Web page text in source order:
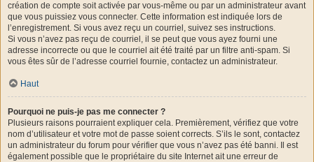
création de compte soit activée par vous-même ou par un administrateur avant
que vous puissiez vous connecter. Cette information est indiquée lors de
l’enregistrement. Si vous avez reçu un courriel, suivez ses instructions.
Si vous n’avez pas reçu de courriel, il se peut que vous ayez fourni une
adresse incorrecte ou que le courriel ait été traité par un filtre anti-spam. Si
vous êtes sûr de l’adresse courriel fournie, contactez un administrateur.
Haut
Pourquoi ne puis-je pas me connecter ?
Plusieurs raisons pourraient expliquer cela. Premièrement, vérifiez que votre
nom d’utilisateur et votre mot de passe soient corrects. S’ils le sont, contactez
un administrateur du forum pour vérifier que vous n’avez pas été banni. Il est
également possible que le propriétaire du site Internet ait une erreur de